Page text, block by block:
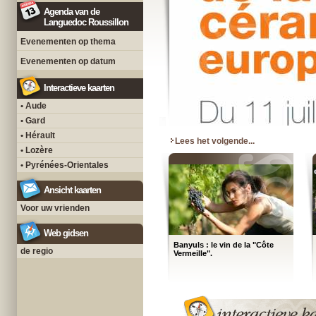
Agenda van de
Languedoc Roussillon
Evenementen op thema
Evenementen op datum
Interactieve kaarten
• Aude
• Gard
• Hérault
• Lozère
• Pyrénées-Orientales
Ansicht kaarten
Voor uw vrienden
Web gidsen
de regio
Lees het volgende...
Banyuls : le vin de la "Côte
Vermeille".